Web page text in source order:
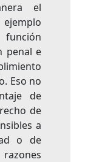
el
penal e
Eso no
de
de
a
o de